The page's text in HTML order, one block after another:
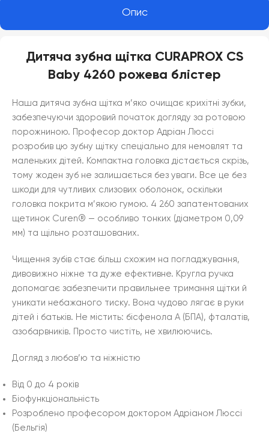
Опис
Дитяча зубна щітка CURAPROX CS
Baby 4260 рожева блістер
Наша дитяча зубна щітка м’яко очищає крихітні зубки,
забезпечуючи здоровий початок догляду за ротовою
порожниною. Професор доктор Адріан Люссі
розробив цю зубну щітку спеціально для немовлят та
маленьких дітей. Компактна головка дістається скрізь,
тому жоден зуб не залишається без уваги. Все це без
шкоди для чутливих слизових оболонок, оскільки
головка покрита м’якою гумою. 4 260 запатентованих
щетинок Curen® — особливо тонких (діаметром 0,09
мм) та щільно розташованих.
Чищення зубів стає більш схожим на погладжування,
дивовижно ніжне та дуже ефективне. Кругла ручка
допомагає забезпечити правильнее тримання щітки й
уникати небажаного тиску. Вона чудово лягає в руки
дітей і батьків. Не містить: бісфенола А (БПА), фталатів,
азобарвників. Просто чистіть, не хвилюючись.
Догляд з любов’ю та ніжністю
Від 0 до 4 років
Біофункціональність
Розроблено професором доктором Адріаном Люссі
(Бельгія)